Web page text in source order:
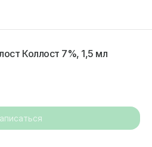
Коллост 7%, 1,5 мл